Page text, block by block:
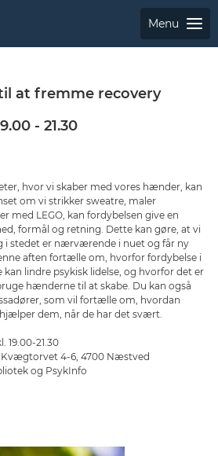
Menu
at fremme recovery
- 21.30
hvor vi skaber med vores hænder, kan
om vi strikker sweatre, maler
med LEGO, kan fordybelsen give en
formål og retning. Dette kan gøre, at vi
i stedet er nærværende i nuet og får ny
aften fortælle om, hvorfor fordybelse i
lindre psykisk lidelse, og hvorfor det er
hænderne til at skabe. Du kan også
som vil fortælle om, hvordan
dem, når de har det svært.
19.00-21.30
4-6, 4700 Næstved
og PsykInfo